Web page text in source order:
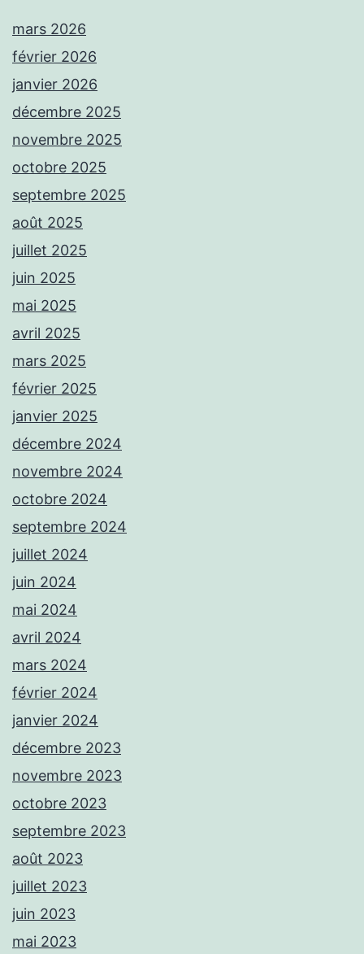
mars 2026
février 2026
janvier 2026
décembre 2025
novembre 2025
octobre 2025
septembre 2025
août 2025
juillet 2025
juin 2025
mai 2025
avril 2025
mars 2025
février 2025
janvier 2025
décembre 2024
novembre 2024
octobre 2024
septembre 2024
juillet 2024
juin 2024
mai 2024
avril 2024
mars 2024
février 2024
janvier 2024
décembre 2023
novembre 2023
octobre 2023
septembre 2023
août 2023
juillet 2023
juin 2023
mai 2023